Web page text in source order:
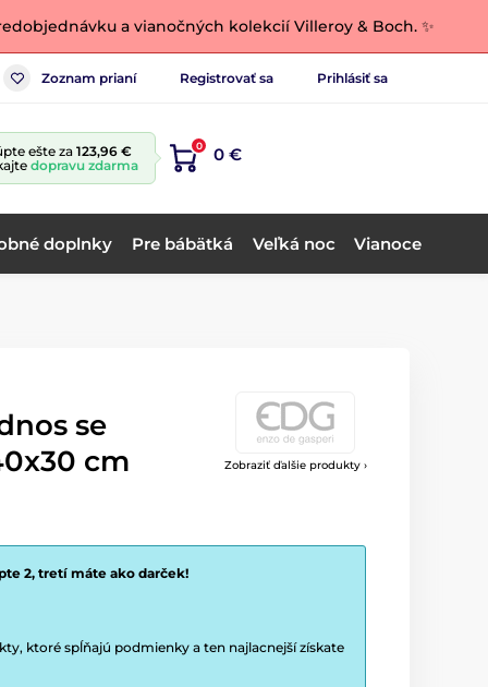
a vianočných kolekcií Villeroy & Boch. ✨
Zoznam prianí Registrovať sa Prihlásiť sa
ešte za 123,96 €
dopravu zdarma
0 0 €
doplnky Pre bábätká Veľká noc Vianoce
Zobraziť ďalšie produkty ›
se
cm
2, tretí máte ako darček!
ktoré spĺňajú podmienky a ten najlacnejší získate